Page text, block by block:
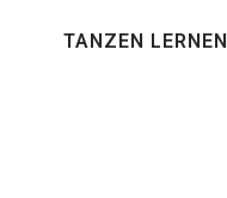
TANZEN LERNEN